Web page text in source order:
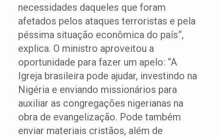
necessidades daqueles que foram
afetados pelos ataques terroristas e pela
péssima situação econômica do país”,
explica. O ministro aproveitou a
oportunidade para fazer um apelo: “A
Igreja brasileira pode ajudar, investindo na
Nigéria e enviando missionários para
auxiliar as congregações nigerianas na
obra de evangelização. Pode também
enviar materiais cristãos, além de